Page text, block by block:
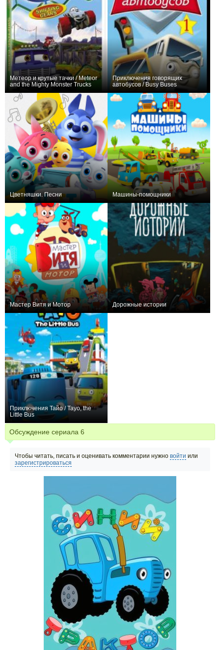
Метеор и крутые тачки / Meteor
and the Mighty Monster Trucks
Приключения говорящих
автобусов / Busy Buses
Цветняшки. Песни Машины-помощники
Мастер Витя и Мотор Дорожные истории
Приключения Тайо / Tayo, the
Little Bus
Обсуждение сериала 6
Чтобы читать, писать и оценивать комментарии нужно войти или
зарегистрироваться